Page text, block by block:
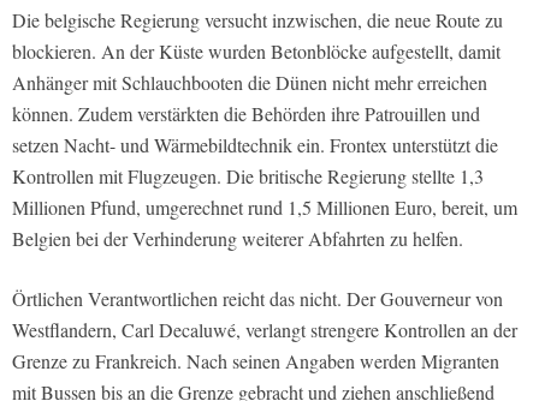
Die belgische Regierung versucht inzwischen, die neue Route zu
blockieren. An der Küste wurden Betonblöcke aufgestellt, damit
Anhänger mit Schlauchbooten die Dünen nicht mehr erreichen
können. Zudem verstärkten die Behörden ihre Patrouillen und
setzen Nacht- und Wärmebildtechnik ein. Frontex unterstützt die
Kontrollen mit Flugzeugen. Die britische Regierung stellte 1,3
Millionen Pfund, umgerechnet rund 1,5 Millionen Euro, bereit, um
Belgien bei der Verhinderung weiterer Abfahrten zu helfen.
Örtlichen Verantwortlichen reicht das nicht. Der Gouverneur von
Westflandern, Carl Decaluwé, verlangt strengere Kontrollen an der
Grenze zu Frankreich. Nach seinen Angaben werden Migranten
mit Bussen bis an die Grenze gebracht und ziehen anschließend